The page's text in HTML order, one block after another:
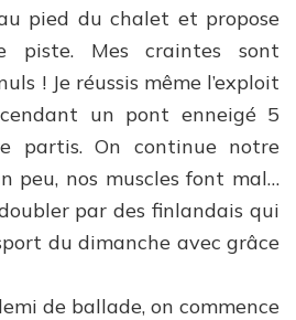
pied du chalet et propose
piste. Mes craintes sont
! Je réussis même l’exploit
un pont enneigé 5
partis. On continue notre
peu, nos muscles font mal…
par des finlandais qui
du dimanche avec grâce
de ballade, on commence